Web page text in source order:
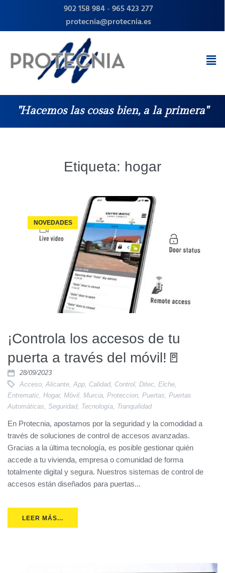
902 158 984-965 423 277
protecnia@protecnia.es
"Hacemos las cosas bien, a la primera"
Etiqueta: hogar
NOVEDADES
¡Controla los accesos de tu
puerta a través del móvil!🚪
28/09/2023
Acceso Alicante App Calidad, Control Ditec Elche
Entrematic, Hogar, Móvil, Murcia, Proteccion, Puertas, Puertas
Automáticas, Seguridad, Tecnología, Tranquilidad
En Protecnia, apostamos por la seguridad y la comodidad a
través de soluciones de control de accesos avanzadas.
Gracias a la última tecnología, es posible gestionar quién
accede a tu vivienda, empresa o comunidad de forma
totalmente digital y segura. Nuestros sistemas de control de
accesos están diseñados para puertas...
LEER MÁS...